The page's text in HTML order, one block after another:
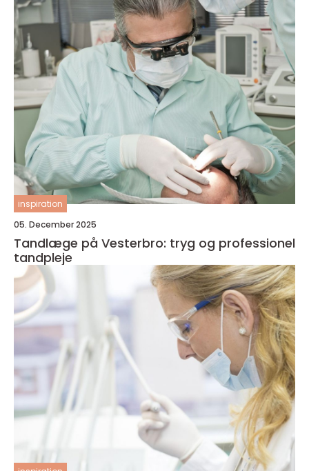
inspiration
05. December 2025
Tandlæge på Vesterbro: tryg og professionel
tandpleje